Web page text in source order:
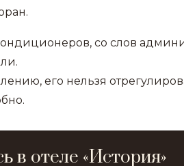
со слов
его нельзя
в отеле «История»